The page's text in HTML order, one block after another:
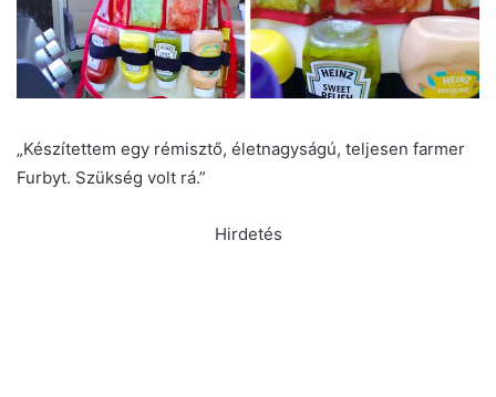
„Készítettem egy rémisztő, életnagyságú, teljesen farmer
Furbyt. Szükség volt rá.”
Hirdetés